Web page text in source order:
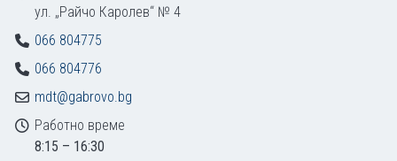
ул. „Райчо Каролев“ № 4
066 804775
066 804776
mdt@gabrovo.bg
Работно време
8:15 – 16:30